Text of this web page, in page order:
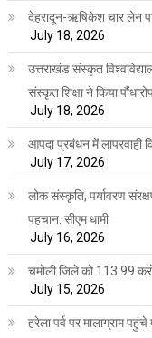
देहरादून-ऋषिकेश चार लेन
July 18, 2026
उत्तराखंड संस्कृत
संस्कृत शिक्षा ने किया
July 18, 2026
आपदा प्रबंधन में लापरवाही
July 17, 2026
लोक संस्कृति, पर्यावरण
पहचान: सीएम धामी
July 16, 2026
चमोली जिले को 113.99
July 15, 2026
हरेला पर्व पर मालाग्राम